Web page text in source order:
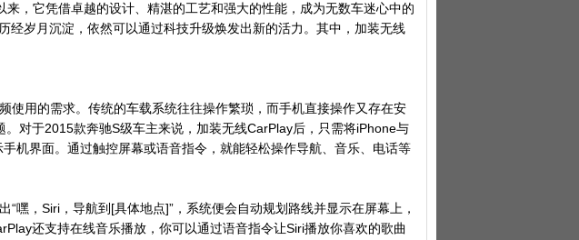
，它凭借卓越的设计、精湛的工艺和强大的性能，成为无数车迷心中的
经岁月沉淀，依然可以通过科技升级焕发出新的活力。其中，加装无线
使用的需求。传统的车载系统往往操作繁琐，而手机直接操作又存在安
对于2015款奔驰S级车主来说，加装无线CarPlay后，只需将iPhone与
机界面。通过触控屏幕或语音指令，就能轻松操作导航、音乐、电话等
嘿，Siri，导航到[具体地点]”，系统便会自动规划路线并显示在屏幕上，
还支持在线音乐播放，你可以通过语音指令让Siri播放你喜欢的歌曲